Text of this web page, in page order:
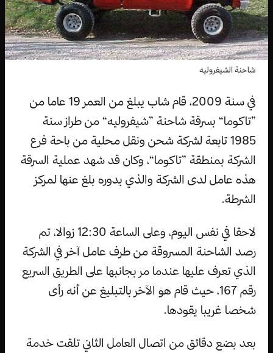
شاحنة الشيفروليه
في سنة 2009، قام شاب يبلغ من العمر 19 عاما من
”تاكوما“ بسرقة شاحنة ”شيفروليه“ من طراز سنة
1985 تابعة لشركة شحن ونقل محلية من باحة فرع
الشركة بمنطقة ”تاكوما“، وكان قد شهد عملية السرقة
هذه عامل لدى الشركة والذي بدوره بلغ عنها لمركز
الشرطة.
لاحقا في نفس اليوم، وعلى الساعة 12:30 زوالا، تم
رصد الشاحنة المسروقة من طرف عامل آخر في الشركة
الذي تعرف عليها عندما مر بجانبها على الطريق السريع
رقم 167، حيث قام هو الآخر بالتبليغ عن أنه رأى
شخصا غريبا يقودها.
بعد بضع دقائق من اتصال العامل الثاني تلقت خدمة